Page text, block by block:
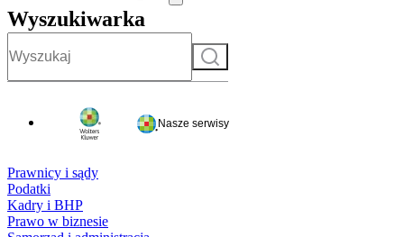
Wyszukiwarka
Szukaj
Nasze serwisy
Prawnicy i sądy
Podatki
Kadry i BHP
Prawo w biznesie